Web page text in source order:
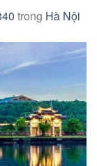
trong Hà Nội